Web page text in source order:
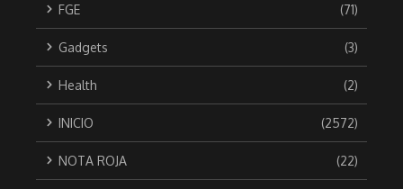
FGE (71)
Gadgets (3)
Health (2)
INICIO (2572)
NOTA ROJA (22)